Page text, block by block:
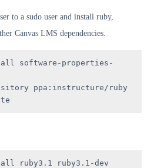
to a sudo user and install ruby,
Canvas LMS dependencies.
software-properties-
ppa:instructure/ruby
ruby3.1 ruby3.1-dev